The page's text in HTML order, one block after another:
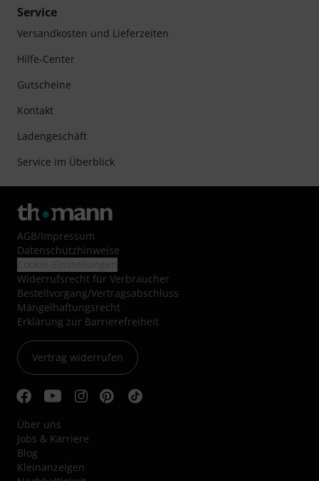
Service
Versandkosten und Lieferzeiten
Hilfe-Center
Gutscheine
Kontakt
Ladengeschäft
Service im Überblick
AGB/Impressum
Datenschutzhinweise
Widerrufsrecht für Verbraucher
Bestellvorgang/Vertragsabschluss
Mängelhaftungsrecht
Erklärung zur Barrierefreiheit
Vertrag widerrufen
Über uns
Jobs & Karriere
Blog
Kleinanzeigen